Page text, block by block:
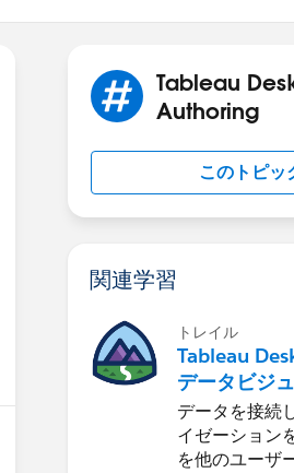
Tableau
Authoring
このトピッ
関連学習
トレイル
Tableau
データビジ
ゼーション
る
データを接続
イゼーション
を他のユーザ